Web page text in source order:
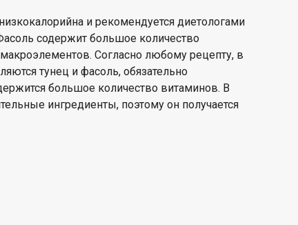
и рекомендуется диетологами
содержит большое количество
Согласно любому рецепту, в
тунец и фасоль, обязательно
большое количество витаминов. В
ингредиенты, поэтому он получается